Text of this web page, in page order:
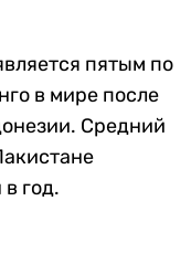
пятым по
в мире после
Средний
год.